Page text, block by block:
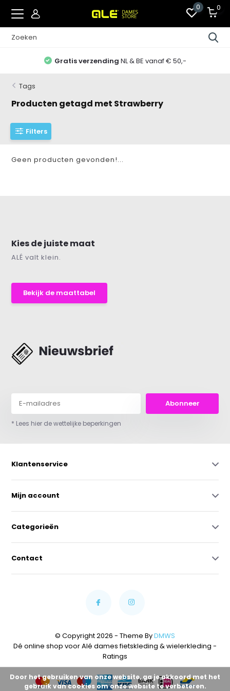
0 0
Gratis verzending NL & BE vanaf € 50,-
Tags
Producten getagd met Strawberry
Filters
Geen producten gevonden!...
Kies de juiste maat
ALÉ valt klein.
Bekijk de maattabel
Abonneer
* Lees hier de wettelijke beperkingen
Klantenservice
Mijn account
Categorieën
Contact
© Copyright 2026 - Theme ByDMWS
Dé online shop voor Alé dames fietskleding & wielerkleding -
Ratings
Door het gebruiken van onze website, ga je akkoord met het
gebruik van cookies om onze website te verbeteren.